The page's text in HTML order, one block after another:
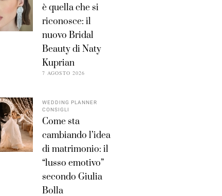
è quella che si
riconosce: il
nuovo Bridal
Beauty di Naty
Kuprian
7 AGOSTO 2026
WEDDING PLANNER
CONSIGLI
Come sta
cambiando l’idea
di matrimonio: il
“lusso emotivo”
secondo Giulia
Bolla